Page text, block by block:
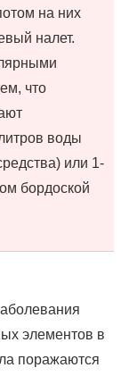
на них
налет.
что
воды
или 1-
бордоской
элементов в
поражаются